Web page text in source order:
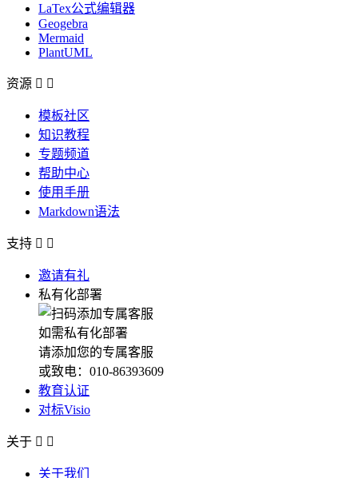
LaTex公式编辑器
Geogebra
Mermaid
PlantUML
资源  
模板社区
知识教程
专题频道
帮助中心
使用手册
Markdown语法
支持  
邀请有礼
私有化部署
如需私有化部署
请添加您的专属客服
或致电：010-86393609
教育认证
对标Visio
关于  
关于我们